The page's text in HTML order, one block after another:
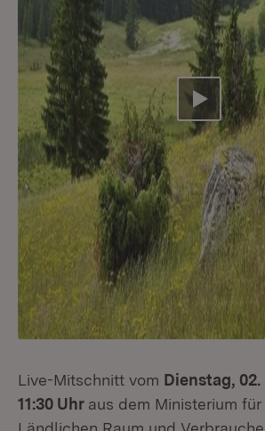
Video
Live-Mitschnitt vom Dienstag, 02.
11:30 Uhr aus dem Ministerium für